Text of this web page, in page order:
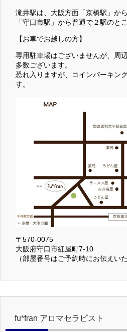
滝井駅は、大阪方面「京橋駅」か
「守口市駅」から普通で２駅のと
【お車でお越しの方】
専用駐車場はございませんが、周
多数ございます。
恐れ入りますが、コインパーキン
す。
〒570-0075
大阪府守口市紅屋町7-10
（部屋番号はご予約時にお伝えい
fu*fran アロマセラピスト